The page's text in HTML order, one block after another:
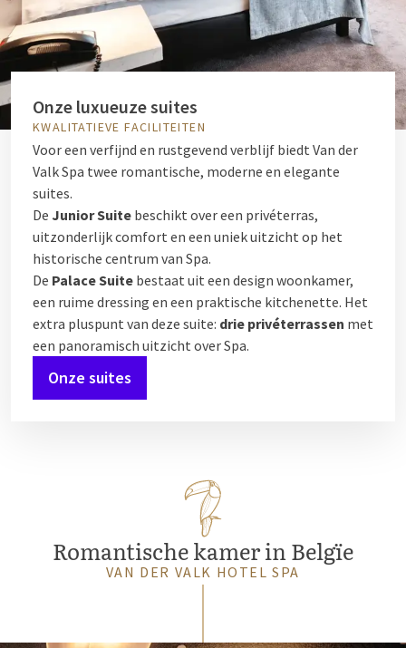
Onze luxueuze suites
KWALITATIEVE FACILITEITEN
Voor een verfijnd en rustgevend verblijf biedt Van der
Valk Spa twee romantische, moderne en elegante
suites.
De Junior Suite beschikt over een privéterras,
uitzonderlijk comfort en een uniek uitzicht op het
historische centrum van Spa.
De Palace Suite bestaat uit een design woonkamer,
een ruime dressing en een praktische kitchenette. Het
extra pluspunt van deze suite: drie privéterrassen met
een panoramisch uitzicht over Spa.
Onze suites
Romantische kamer in Belgïe
VAN DER VALK HOTEL SPA